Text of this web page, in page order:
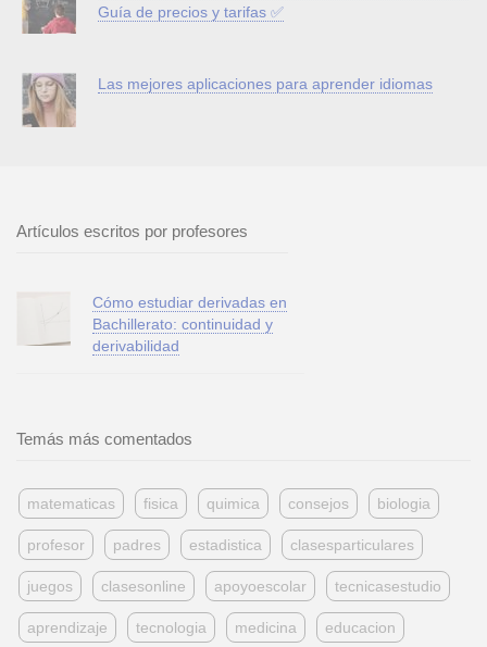
Guía de precios y tarifas ✅
Las mejores aplicaciones para aprender idiomas
Artículos escritos por profesores
Cómo estudiar derivadas en
Bachillerato: continuidad y
derivabilidad
Temás más comentados
matematicas fisica quimica consejos biologia
profesor padres estadistica clasesparticulares
juegos clasesonline apoyoescolar tecnicasestudio
aprendizaje tecnologia medicina educacion